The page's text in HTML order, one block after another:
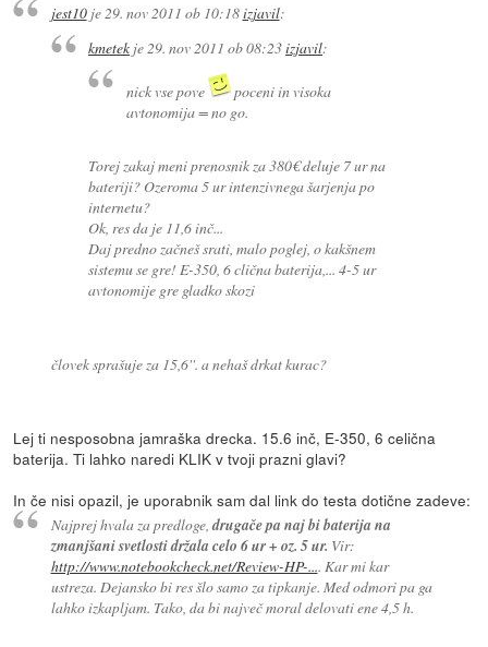
jest10je 29. nov 2011 ob 10:18izjavil:
kmetek je29. nov 2011 ob 08:23izjavil:
nick vse pove
poceni in visoka
avtonomija = no go.
Torej zakaj meni prenosnik za 380€ deluje 7 ur na
bateriji? Ozeroma 5 ur intenzivnega šarjenja po
internetu?
Ok, res da je 11,6 inč...
Daj predno začneš srati, malo poglej, o kakšnem
sistemu se gre! E-350, 6 clična baterija,... 4-5 ur
avtonomije gre gladko skozi
človek sprašuje za 15,6''. a nehaš drkat kurac?
Lej ti nesposobna jamraška drecka. 15.6 inč, E-350, 6 celična
baterija. Ti lahko naredi KLIK v tvoji prazni glavi?
In če nisi opazil, je uporabnik sam dal link do testa dotične zadeve:
Najprej hvala za predloge,drugače pa naj bi baterija na
zmanjšani svetlosti držala celo 6 ur + oz. 5 ur. Vir:
http://www.notebookcheck.net/Review-HP-.... Kar mi kar
ustreza. Dejansko bi res šlo samo za tipkanje. Med odmori pa ga
lahko izkapljam. Tako, da bi največ moral delovati ene 4,5 h.